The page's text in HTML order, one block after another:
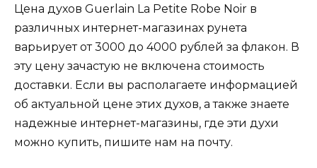
Цена духов Guerlain La Petite Robe Noir в
различных интернет-магазинах рунета
варьирует от 3000 до 4000 рублей за флакон. В
эту цену зачастую не включена стоимость
доставки. Если вы располагаете информацией
об актуальной цене этих духов, а также знаете
надежные интернет-магазины, где эти духи
можно купить, пишите нам на почту.